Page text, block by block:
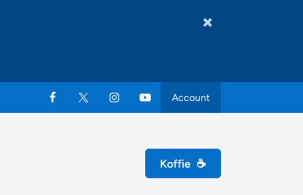
Account
Koffie ☕